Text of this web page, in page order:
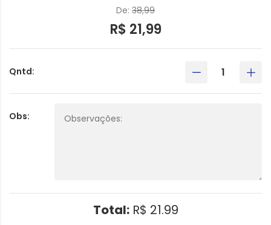
De: 38,99
R$ 21,99
Qntd:
Obs:
Total:R$ 21.99